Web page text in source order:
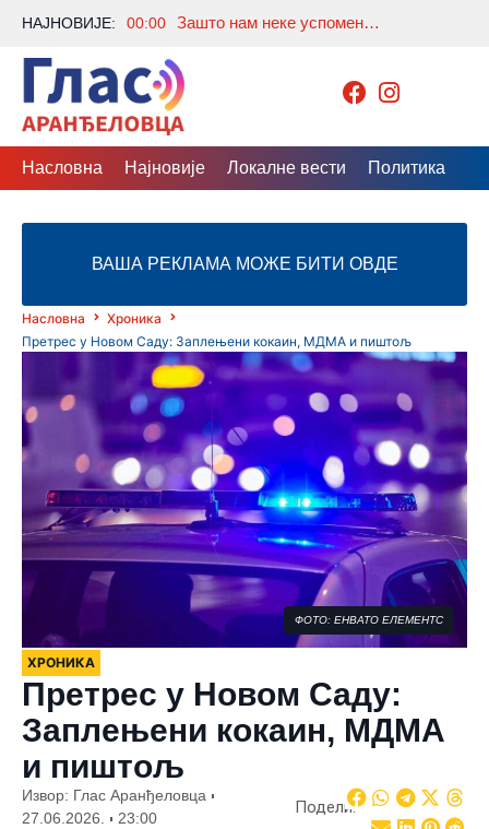
НАЈНОВИЈЕ: 00:00 Зашто нам неке успомене из детињства никада не избледе? Један мирис, песма или укус врати нас у секунди
Насловна Најновије Локалне вести Политика
ВАША РЕКЛАМА МОЖЕ БИТИ ОВДЕ
Насловна
Хроника
Претрес у Новом Саду: Заплењени кокаин, МДМА и пиштољ
ФОТО: ЕНВАТО ЕЛЕМЕНТС
ХРОНИКА
Претрес у Новом Саду:
Заплењени кокаин, МДМА
и пиштољ
Извор: Глас Аранђеловца
27.06.2026.
23:00
Подели: